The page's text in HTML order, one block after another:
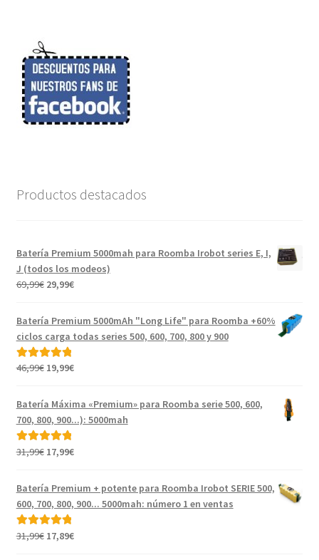
Productos destacados
Batería Premium 5000mah para Roomba Irobot series E, I,
J (todos los modeos)
69,99€ El
original
69,99€.
29,99€El
actual
Batería Premium 5000mAh "Long Life" para Roomba +60%
ciclos carga todas series 500, 600, 700, 800 y 900
Valorado con
46,99€ El
original
era:
46,99€.
19,99€El
actual
es:
19,99€.
Batería Máxima «Premium» para Roomba serie 500, 600,
700, 800, 900...): 5000mah
Valorado con
31,99€ El
original
era:
31,99€.
17,99€El
actual
es:
Batería Premium + potente para Roomba Irobot SERIE 500,
600, 700, 800, 900... 5000mah: número 1 en ventas
Valorado con
31,99€ El
17,89€El